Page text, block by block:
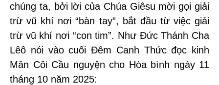
chúng ta, bởi lời của Chúa Giêsu mời gọi giải
trừ vũ khí nơi “bàn tay”, bắt đầu từ việc giải
trừ vũ khí nơi “con tim”. Như Đức Thánh Cha
Lêô nói vào cuối Đêm Canh Thức đọc kinh
Mân Côi Cầu nguyện cho Hòa bình ngày 11
tháng 10 năm 2025: